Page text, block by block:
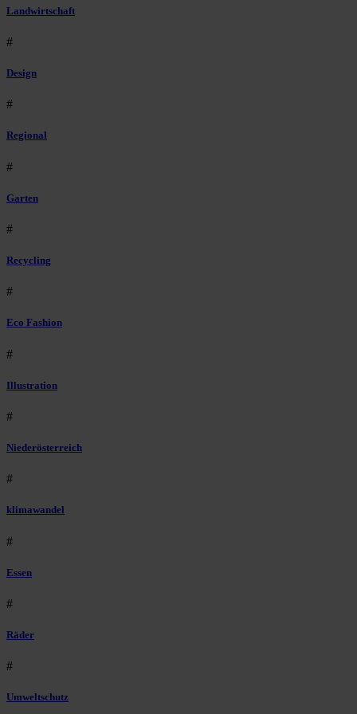
Landwirtschaft
#
Design
#
Regional
#
Garten
#
Recycling
#
Eco Fashion
#
Illustration
#
Niederösterreich
#
klimawandel
#
Essen
#
Räder
#
Umweltschutz